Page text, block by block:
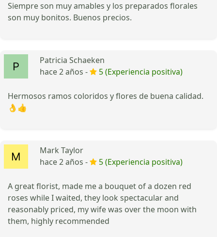
Siempre son muy amables y los preparados florales
son muy bonitos. Buenos precios.
Patricia Schaeken
hace 2 años -
5 (Experiencia positiva)
Hermosos ramos coloridos y flores de buena calidad.
👌👍
Mark Taylor
hace 2 años -
5 (Experiencia positiva)
A great florist, made me a bouquet of a dozen red
roses while I waited, they look spectacular and
reasonably priced, my wife was over the moon with
them, highly recommended